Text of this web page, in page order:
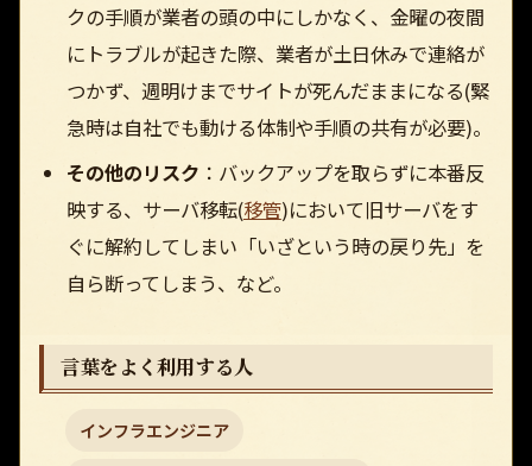
クの手順が業者の頭の中にしかなく、金曜の夜間
にトラブルが起きた際、業者が土日休みで連絡が
つかず、週明けまでサイトが死んだままになる(緊
急時は自社でも動ける体制や手順の共有が必要)。
その他のリスク ：バックアップを取らずに本番反
映する、サーバ移転(移管)において旧サーバをす
ぐに解約してしまい「いざという時の戻り先」を
自ら断ってしまう、など。
言葉をよく利用する人
インフラエンジニア